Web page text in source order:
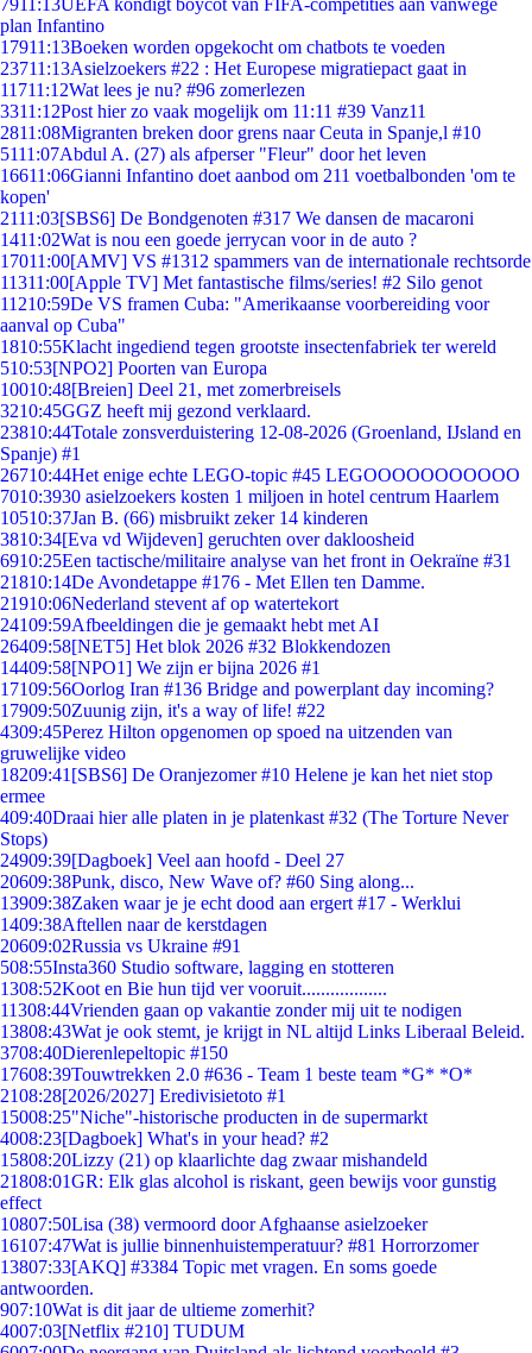
7911:13UEFA kondigt boycot van FIFA-competities aan vanwege
plan Infantino
17911:13Boeken worden opgekocht om chatbots te voeden
23711:13Asielzoekers #22 : Het Europese migratiepact gaat in
11711:12Wat lees je nu? #96 zomerlezen
3311:12Post hier zo vaak mogelijk om 11:11 #39 Vanz11
2811:08Migranten breken door grens naar Ceuta in Spanje,l #10
5111:07Abdul A. (27) als afperser "Fleur" door het leven
16611:06Gianni Infantino doet aanbod om 211 voetbalbonden 'om te
kopen'
2111:03[SBS6] De Bondgenoten #317 We dansen de macaroni
1411:02Wat is nou een goede jerrycan voor in de auto ?
17011:00[AMV] VS #1312 spammers van de internationale rechtsorde
11311:00[Apple TV] Met fantastische films/series! #2 Silo genot
11210:59De VS framen Cuba: "Amerikaanse voorbereiding voor
aanval op Cuba"
1810:55Klacht ingediend tegen grootste insectenfabriek ter wereld
510:53[NPO2] Poorten van Europa
10010:48[Breien] Deel 21, met zomerbreisels
3210:45GGZ heeft mij gezond verklaard.
23810:44Totale zonsverduistering 12-08-2026 (Groenland, IJsland en
Spanje) #1
26710:44Het enige echte LEGO-topic #45 LEGOOOOOOOOOOO
7010:3930 asielzoekers kosten 1 miljoen in hotel centrum Haarlem
10510:37Jan B. (66) misbruikt zeker 14 kinderen
3810:34[Eva vd Wijdeven] geruchten over dakloosheid
6910:25Een tactische/militaire analyse van het front in Oekraïne #31
21810:14De Avondetappe #176 - Met Ellen ten Damme.
21910:06Nederland stevent af op watertekort
24109:59Afbeeldingen die je gemaakt hebt met AI
26409:58[NET5] Het blok 2026 #32 Blokkendozen
14409:58[NPO1] We zijn er bijna 2026 #1
17109:56Oorlog Iran #136 Bridge and powerplant day incoming?
17909:50Zuunig zijn, it's a way of life! #22
4309:45Perez Hilton opgenomen op spoed na uitzenden van
gruwelijke video
18209:41 [SBS6] De Oranjezomer #10 Helene je kan het niet stop
ermee
409:40Draai hier alle platen in je platenkast #32 (The Torture Never
Stops)
24909:39[Dagboek] Veel aan hoofd - Deel 27
20609:38Punk, disco, New Wave of? #60 Sing along...
13909:38Zaken waar je je echt dood aan ergert #17 - Werklui
1409:38Aftellen naar de kerstdagen
20609:02Russia vs Ukraine #91
508:55Insta360 Studio software, lagging en stotteren
1308:52Koot en Bie hun tijd ver vooruit..................
11308:44Vrienden gaan op vakantie zonder mij uit te nodigen
13808:43Wat je ook stemt, je krijgt in NL altijd Links Liberaal Beleid.
3708:40Dierenlepeltopic #150
17608:39Touwtrekken 2.0 #636 - Team 1 beste team *G* *O*
2108:28[2026/2027] Eredivisietoto #1
15008:25"Niche"-historische producten in de supermarkt
4008:23[Dagboek] What's in your head? #2
15808:20Lizzy (21) op klaarlichte dag zwaar mishandeld
21808:01GR: Elk glas alcohol is riskant, geen bewijs voor gunstig
effect
10807:50Lisa (38) vermoord door Afghaanse asielzoeker
16107:47Wat is jullie binnenhuistemperatuur? #81 Horrorzomer
13807:33[AKQ] #3384 Topic met vragen. En soms goede
antwoorden.
907:10Wat is dit jaar de ultieme zomerhit?
4007:03[Netflix #210] TUDUM